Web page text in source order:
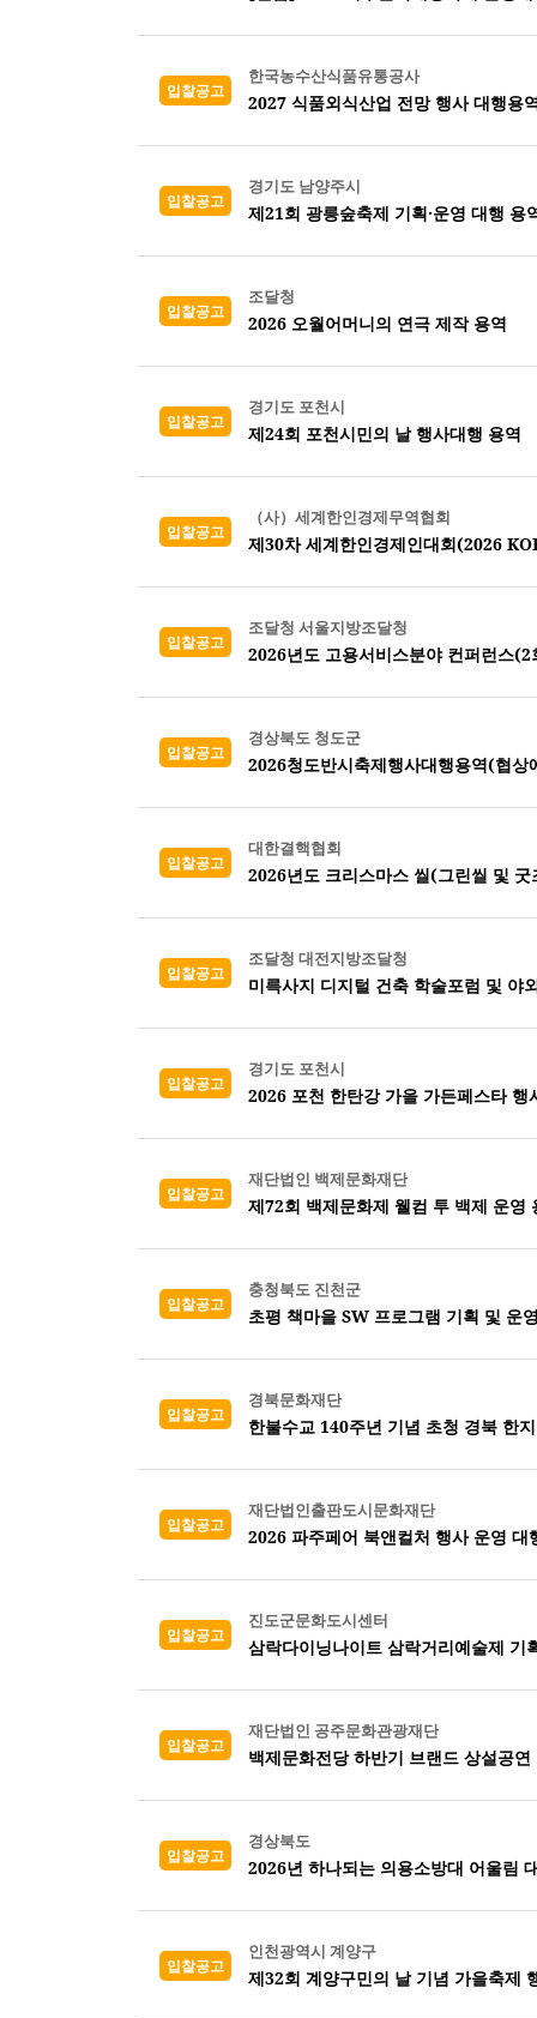
입찰공고
한국농수산식품유통공사
2027 식품외식산업 전망 행사 대행용
입찰공고
경기도 남양주시
제21회 광릉숲축제 기획·운영 대행 용
입찰공고
조달청
2026 오월어머니의 연극 제작 용역
입찰공고
경기도 포천시
제24회 포천시민의 날 행사대행 용역
입찰공고
（사）세계한인경제무역협회
제30차 세계한인경제인대회(2026
입찰공고
조달청 서울지방조달청
2026년도 고용서비스분야 컨퍼런스
입찰공고
경상북도 청도군
2026청도반시축제행사대행용역(협상
입찰공고
대한결핵협회
2026년도 크리스마스 씰(그린씰 및
입찰공고
조달청 대전지방조달청
미륵사지 디지털 건축 학술포럼 및 야
입찰공고
경기도 포천시
2026 포천 한탄강 가을 가든페스타
입찰공고
재단법인 백제문화재단
제72회 백제문화제 웰컴 투 백제 운영
입찰공고
충청북도 진천군
초평 책마을 SW 프로그램 기획 및 운
입찰공고
경북문화재단
한불수교 140주년 기념 초청 경북 한
입찰공고
재단법인출판도시문화재단
2026 파주페어 북앤컬처 행사 운영 대
입찰공고
진도군문화도시센터
삼락다이닝나이트 삼락거리예술제 기
입찰공고
재단법인 공주문화관광재단
백제문화전당 하반기 브랜드 상설공
입찰공고
경상북도
2026년 하나되는 의용소방대 어울림
입찰공고
인천광역시 계양구
제32회 계양구민의 날 기념 가을축제